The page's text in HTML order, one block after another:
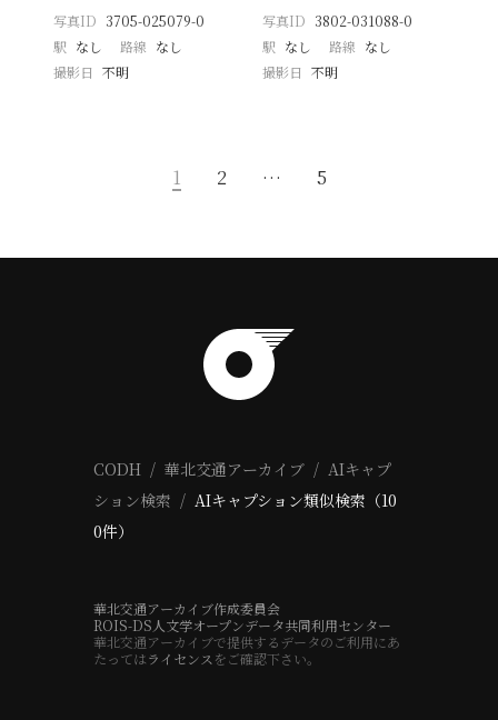
写真ID 3705-025079-0
駅 なし 路線 なし
撮影日
不明
写真ID 3802-031088-0
駅 なし 路線 なし
撮影日 不明
1 2 … 5
CODH 華北交通アーカイブ
AIキャプ
ション検索
AIキャプション類似検索（10
0件）
華北交通アーカイブ作成委員会
ROIS-DS人文学オープンデータ共同利用センター
華北交通アーカイブで提供するデータのご利用にあ
たってはライセンス をご確認下さい。